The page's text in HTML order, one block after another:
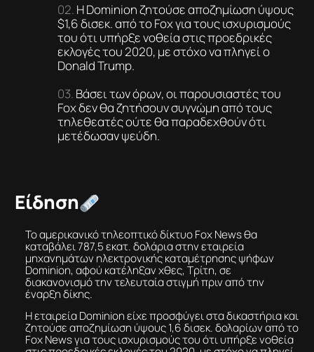
Η Dominion ζητούσε αποζημίωση ύψους
$1,6 δισεκ. από το Fox για τους ισχυρισμούς
του ότι υπήρξε νοθεία στις προεδρικές
εκλογές του 2020, με στόχο να πληγεί ο
Donald Trump.
Βάσει των όρων, οι παρουσιαστές του
Fox δεν θα ζητήσουν συγνώμη από τους
τηλεθεατές ούτε θα παραδεχθούν ότι
μετέδωσαν ψεύδη.
Είδηση
Το αμερικανικό τηλεοπτικό δίκτυο Fox News θα
καταβάλει 787,5 εκατ. δολάρια στην εταιρεία
μηχανημάτων ηλεκτρονικής καταμέτρησης ψήφων
Dominion, αφού κατέληξαν χθες, Τρίτη, σε
διακανονισμό την τελευταία στιγμή πριν από την
έναρξη δίκης.
Η εταιρεία Dominion είχε προσφύγει στα δικαστήρια και
ζητούσε αποζημίωση ύψους 1,6 δισεκ. δολαρίων από το
Fox News για τους ισχυρισμούς του ότι υπήρξε νοθεία